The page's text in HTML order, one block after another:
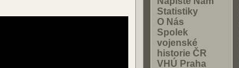
Statistiky
O Nás
Spolek
vojenské
historie ČR
VHÚ Praha